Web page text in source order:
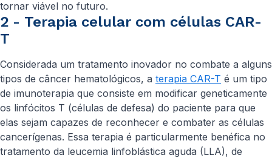
tornar viável no futuro.
2 - Terapia celular com células CAR-
T
Considerada um tratamento inovador no combate a alguns
tipos de câncer hematológicos, a terapia CAR-T é um tipo
de imunoterapia que consiste em modificar geneticamente
os linfócitos T (células de defesa) do paciente para que
elas sejam capazes de reconhecer e combater as células
cancerígenas. Essa terapia é particularmente benéfica no
tratamento da leucemia linfoblástica aguda (LLA), de